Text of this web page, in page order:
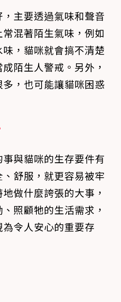
主要透過氣味和聲音
混著陌生氣味，例如
，貓咪就會搞不清楚
陌生人警戒。另外，
，也可能讓貓咪困惑
與貓咪的生存要件有
舒服，就更容易被牢
做什麼誇張的大事，
照顧牠的生活需求，
令人安心的重要存